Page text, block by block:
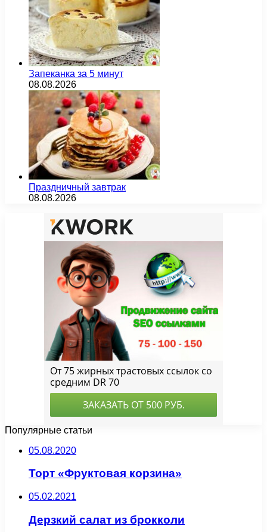
Запеканка за 5 минут
08.08.2026
Праздничный завтрак
08.08.2026
Популярные статьи
05.08.2020
Торт «Фруктовая корзина»
05.02.2021
Дерзкий салат из брокколи